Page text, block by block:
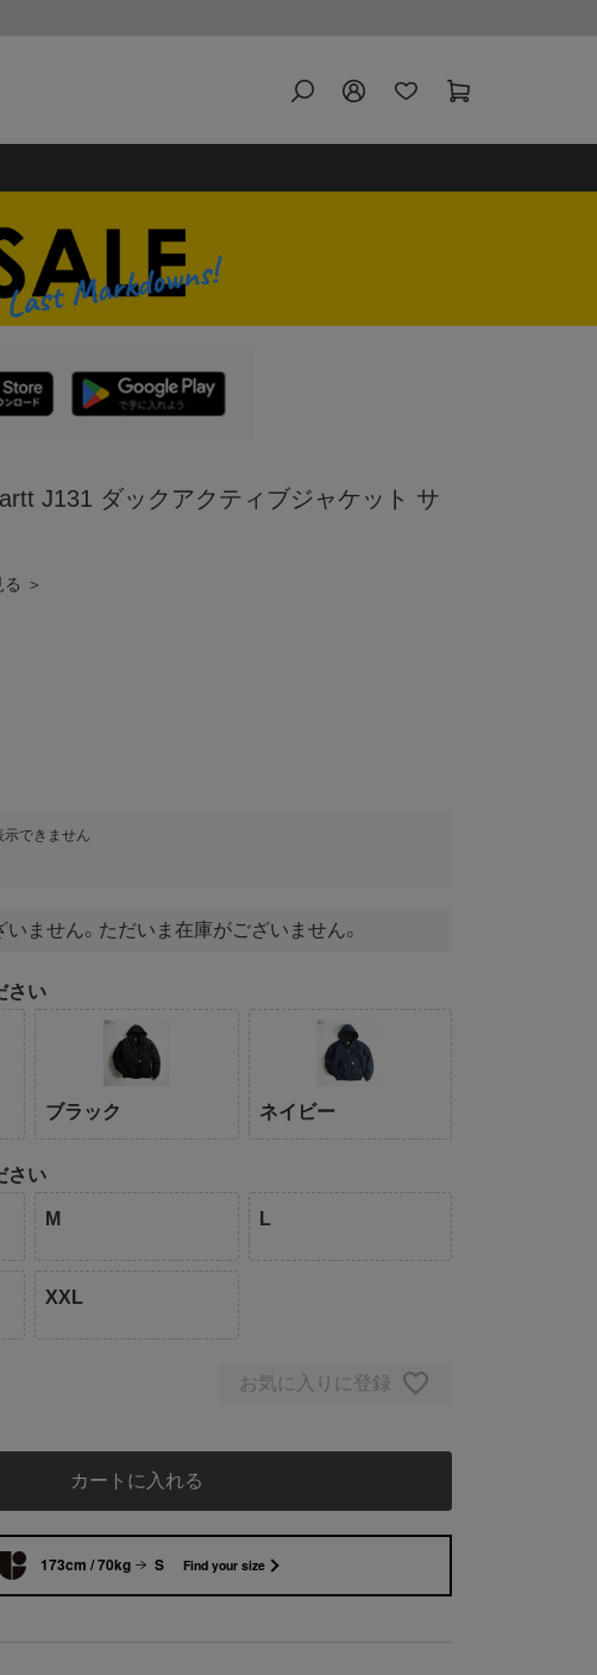
J131 ダックアクティブジャケット サ
＞
示できません
いません。ただいま在庫がございません。
さい
ブラック ネイビー
さい
M L
XXL
お気に入りに登録
カートに入れる
173cm / 70kg S Find your size